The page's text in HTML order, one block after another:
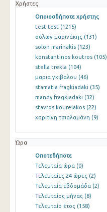
Χρήστες
Οποιοσδήποτε χρήστης
test test (1215)
σόλων μαρινάκης (131)
solon marinakis (123)
konstantinos koutros (105)
stella trekla (104)
μαρια γκιβαλου (46)
stamatia fragkiadaki (35)
mandy fragkiadaki (32)
stavros kourelakos (22)
χαριτίνη τσιαλαμάνη (9)
Ώρα
Οποτεδήποτε
Τελευταία ώρα (0)
Τελευταίες 24 ώρες (2)
Τελευταία εβδομάδα (2)
Τελευταίος μήνας (8)
Τελευταίο έτος (158)